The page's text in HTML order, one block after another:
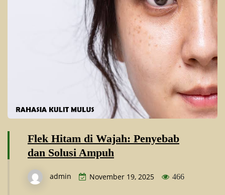
Flek Hitam di Wajah: Penyebab
dan Solusi Ampuh
admin November 19, 2025 466